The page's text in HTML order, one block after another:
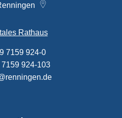
Rathaus
7159 924-0
7159 924-103